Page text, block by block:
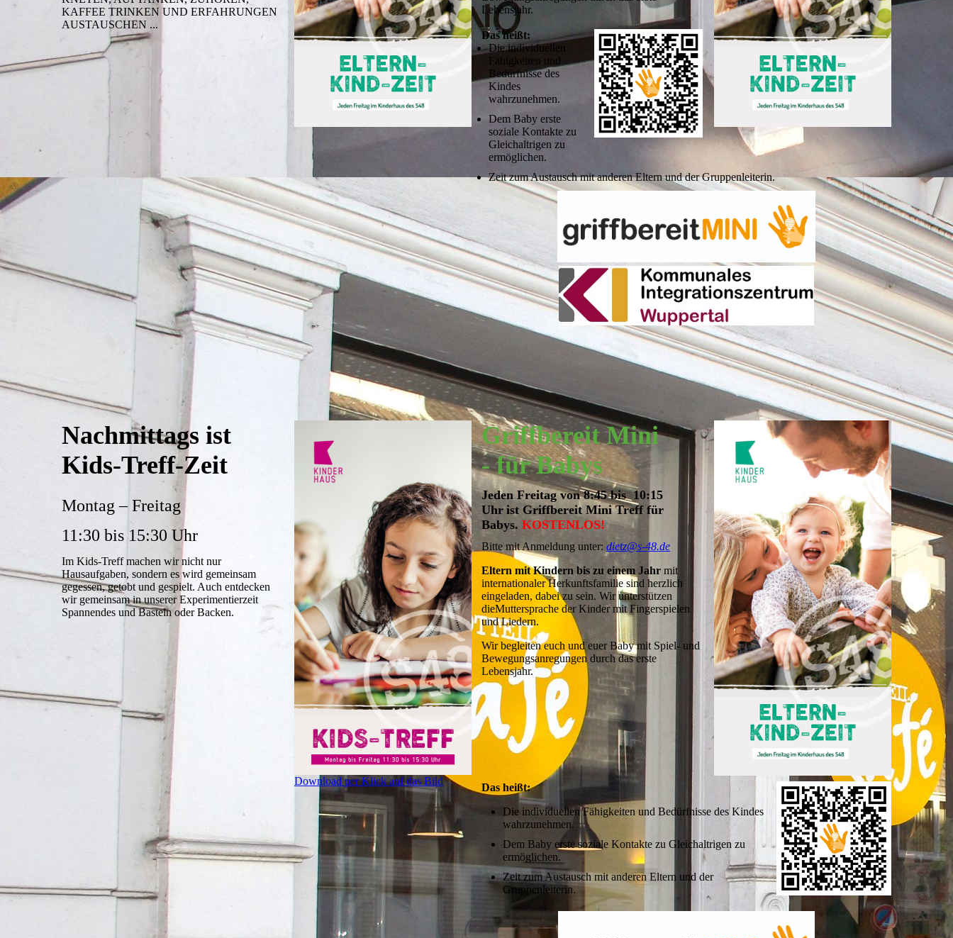
KAFFEE TRINKEN UND ERFAHRUNGEN
AUSTAUSCHEN ...
Lebensjahr.
Das heißt:
Die individuellen
Fähigkeiten und
Bedürfnisse des
Kindes
wahrzunehmen.
Dem Baby erste
soziale Kontakte zu
Gleichaltrigen zu
ermöglichen.
Zeit zum Austausch mit anderen Eltern und der Gruppenleiterin.
Download per Klick auf das Bild
Nachmittags ist
Kids-Treff-Zeit
Montag – Freitag
11:30 bis 15:30 Uhr
Im Kids-Treff machen wir nicht nur
Hausaufgaben, sondern es wird gemeinsam
gegessen, getobt und gespielt. Auch entdecken
wir gemeinsam in unserer Experimentierzeit
Spannendes und Basteln oder Backen.
Griffbereit Mini
-für Babys
Jeden Freitag von 8:45 bis 10:15
Uhr ist Griffbereit Mini Treff für
Babys. KOSTENLOS!
Bitte mit Anmeldung unter: dietz@s-48.de
Eltern mit Kindern bis zu einem Jahr mit
internationaler Herkunftsfamilie sind herzlich
eingeladen, dabei zu sein. Wir unterstützen
dieMuttersprache der Kinder mit Fingerspielen
und Liedern.
Wir begleiten euch und euer Baby mit Spiel- und
Bewegungsanregungen durch das erste
Lebensjahr.
Das heißt:
Die individuellen Fähigkeiten und Bedürfnisse des Kindes
wahrzunehmen.
Dem Baby erste soziale Kontakte zu Gleichaltrigen zu
ermöglichen.
Zeit zum Austausch mit anderen Eltern und der
Gruppenleiterin.